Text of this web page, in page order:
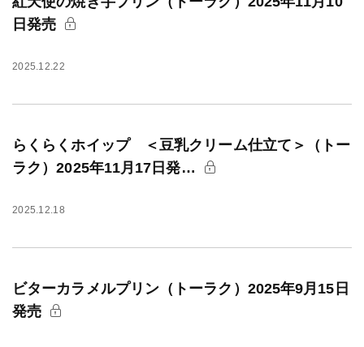
日発売
2025.12.22
らくらくホイップ ＜豆乳クリーム仕立て＞（トー
ラク）2025年11月17日発…
2025.12.18
ビターカラメルプリン（トーラク）2025年9月15日
発売